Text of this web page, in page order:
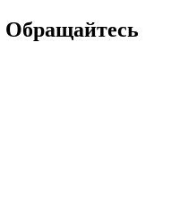
Обращайтесь